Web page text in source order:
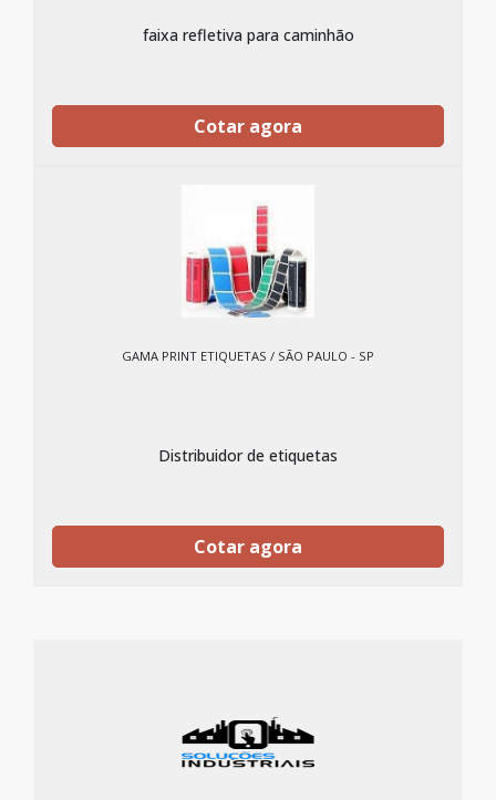
faixa refletiva para caminhão
Cotar agora
GAMA PRINT ETIQUETAS / SÃO PAULO - SP
Distribuidor de etiquetas
Cotar agora